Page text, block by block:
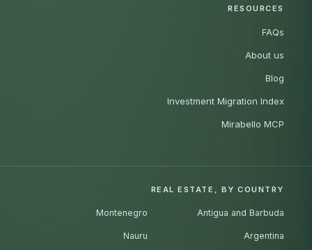
RESOURCES
FAQs
About us
Blog
Investment Migration Index
Mirabello MCP
REAL ESTATE, BY COUNTRY
Antigua and Barbuda
Argentina
Montenegro
Nauru